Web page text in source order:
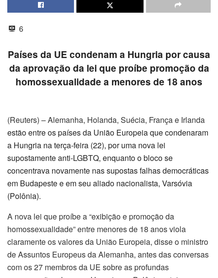
6
Países da UE condenam a Hungria por causa
da aprovação da lei que proíbe promoção da
homossexualidade a menores de 18 anos
(Reuters) – Alemanha, Holanda, Suécia, França e Irlanda
estão entre os países da União Europeia que condenaram
a Hungria na terça-feira (22), por uma nova lei
supostamente anti-LGBTQ, enquanto o bloco se
concentrava novamente nas supostas falhas democráticas
em Budapeste e em seu aliado nacionalista, Varsóvia
(Polônia).
A nova lei que proíbe a “exibição e promoção da
homossexualidade” entre menores de 18 anos viola
claramente os valores da União Europeia, disse o ministro
de Assuntos Europeus da Alemanha, antes das conversas
com os 27 membros da UE sobre as profundas